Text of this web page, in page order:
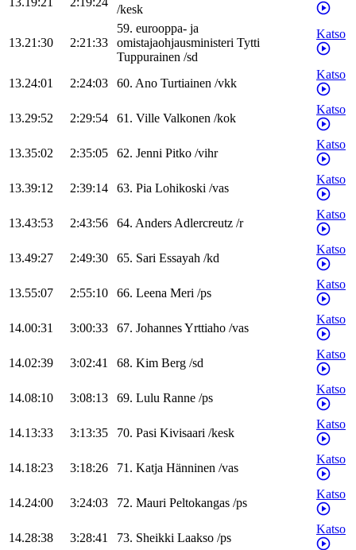
/kesk
13.21:30 2:21:33
59. eurooppa- ja
omistajaohjausministeri Tytti
Tuppurainen /sd
Katso
13.24:01 2:24:03 60. Ano Turtiainen /vkk
Katso
13.29:52 2:29:54 61. Ville Valkonen /kok
Katso
13.35:02 2:35:05 62. Jenni Pitko /vihr
Katso
13.39:12 2:39:14 63. Pia Lohikoski /vas
Katso
13.43:53 2:43:56 64. AndersAdlercreutz /r
Katso
13.49:27 2:49:30 65. Sari Essayah /kd
Katso
13.55:07 2:55:10 66. Leena Meri /ps
Katso
14.00:31 3:00:33 67. JohannesYrttiaho /vas
Katso
14.02:39 3:02:41 68. Kim Berg /sd
Katso
14.08:10 3:08:13 69. Lulu Ranne /ps
Katso
14.13:33 3:13:35 70. Pasi Kivisaari /kesk
Katso
14.18:23 3:18:26 71. Katja Hänninen /vas
Katso
14.24:00 3:24:03 72. Mauri Peltokangas /ps
Katso
14.28:38 3:28:41 73. Sheikki Laakso /ps
Katso